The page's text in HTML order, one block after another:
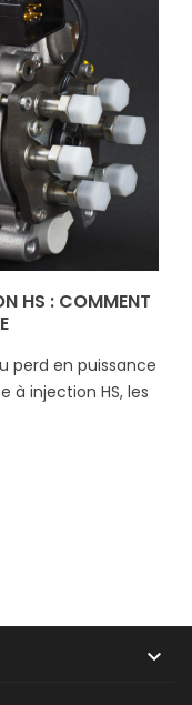
HS : COMMENT
perd en puissance
à injection HS, les
